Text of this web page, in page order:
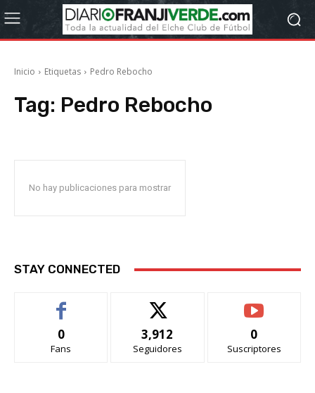
Inicio Etiquetas Pedro Rebocho
Tag: Pedro Rebocho
No hay publicaciones para mostrar
STAY CONNECTED
0
Fans
3,912
Seguidores
0
Suscriptores